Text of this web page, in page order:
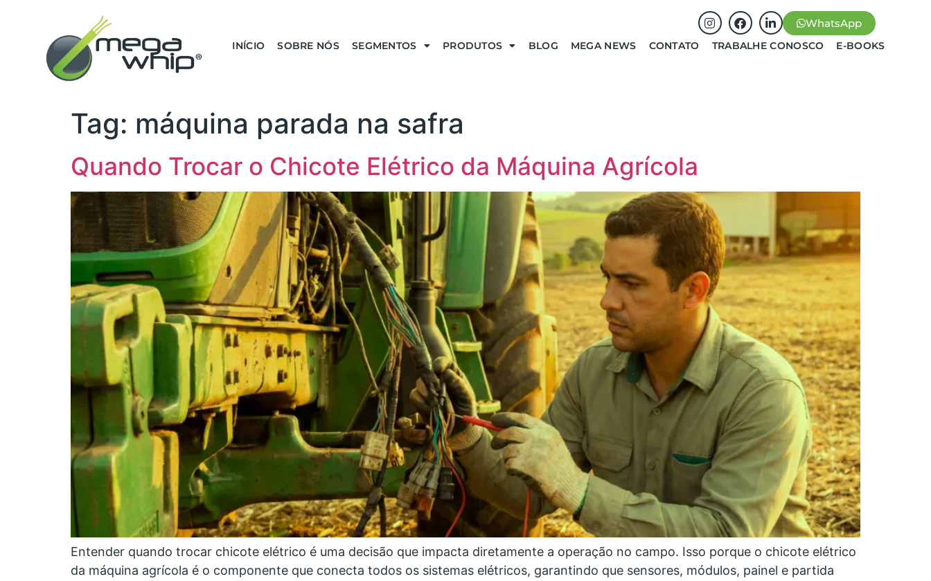
WhatsApp
INÍCIO SOBRE NÓS SEGMENTOS PRODUTOS BLOG MEGA NEWS CONTATO TRABALHE CONOSCO E-BOOKS
Tag: máquina parada na safra
Quando Trocar o Chicote Elétrico da Máquina Agrícola
Entender quando trocar chicote elétrico é uma decisão que impacta diretamente a operação no campo. Isso porque o chicote elétrico
da máquina agrícola é o componente que conecta todos os sistemas elétricos, garantindo que sensores, módulos, painel e partida